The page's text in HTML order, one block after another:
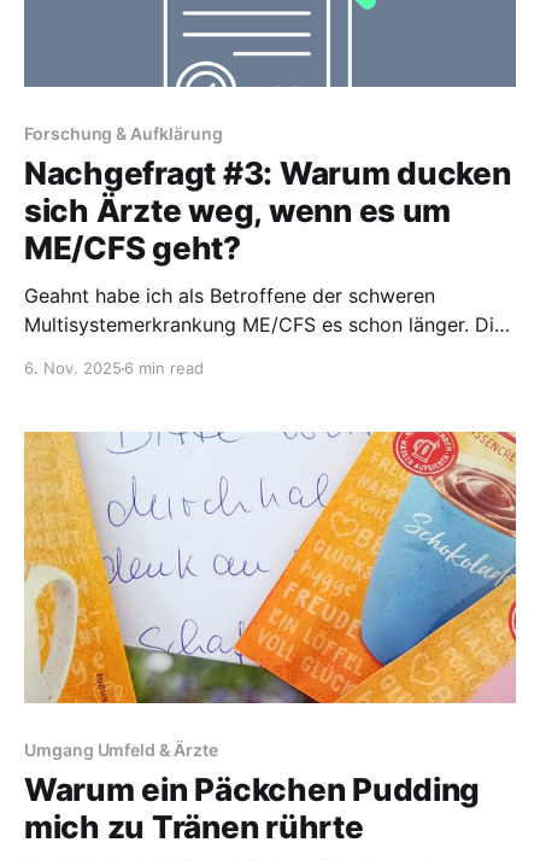
Forschung & Aufklärung
Nachgefragt #3: Warum ducken
sich Ärzte weg, wenn es um
ME/CFS geht?
Geahnt habe ich als Betroffene der schweren
Multisystemerkrankung ME/CFS es schon länger. Die
Das ist das traurige Ergebnis meiner Recherche bei
Haus- und Fachärzten, der Kassenärztlichen
6. Nov. 2025 6 min read
Umgang Umfeld & Ärzte
Warum ein Päckchen Pudding
mich zu Tränen rührte